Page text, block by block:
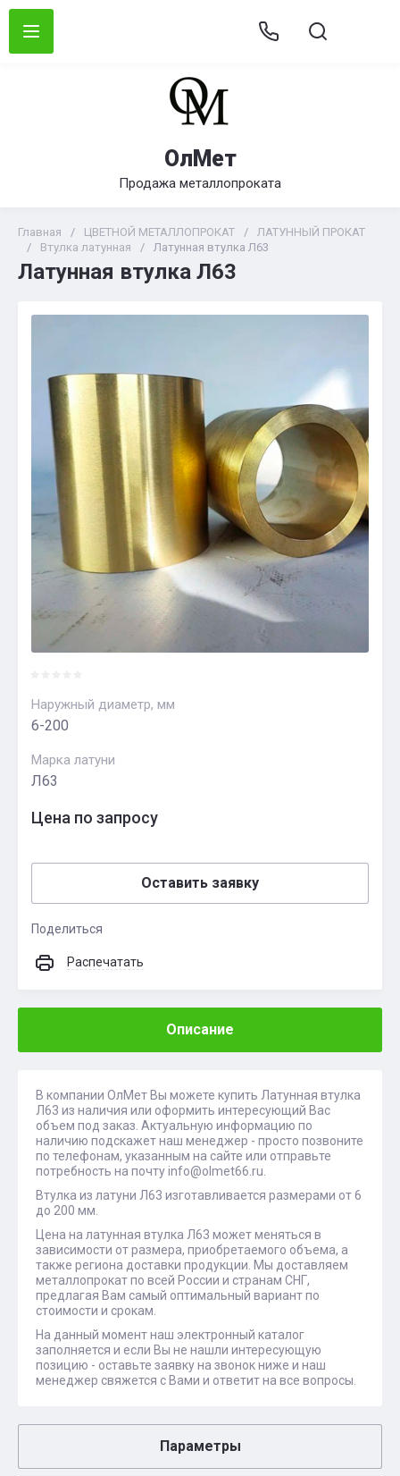
ОлМет
Продажа металлопроката
Главная / ЦВЕТНОЙ МЕТАЛЛОПРОКАТ /
ЛАТУННЫЙ ПРОКАТ
/
Втулка латунная / Латунная втулка Л63
Латунная втулка Л63
Наружный диаметр, мм
6-200
Марка латуни
Л63
Цена по запросу
Оставить заявку
Поделиться
Распечатать
Описание
В компании ОлМет Вы можете купить Латунная втулка
Л63 из наличия или оформить интересующий Вас
объем под заказ. Актуальную информацию по
наличию подскажет наш менеджер - просто позвоните
по телефонам, указанным на сайте или отправьте
потребность на почту info@olmet66.ru.
Втулка из латуни Л63 изготавливается размерами от 6
до 200 мм.
Цена на латунная втулка Л63 может меняться в
зависимости от размера, приобретаемого объема, а
также региона доставки продукции. Мы доставляем
металлопрокат по всей России и странам СНГ,
предлагая Вам самый оптимальный вариант по
стоимости и срокам.
На данный момент наш электронный каталог
заполняется и если Вы не нашли интересующую
позицию - оставьте заявку на звонок ниже и наш
менеджер свяжется с Вами и ответит на все вопросы.
Параметры